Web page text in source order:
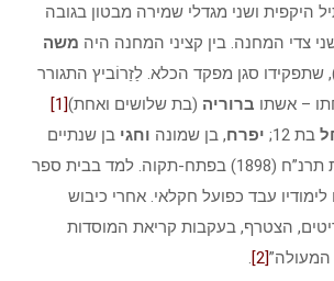
היקפית ושני מגדלי שמירה מבטון בגובה
צדי המחנה. בין קציני המחנה היה משה
שתפקידו סגן מפקד הכלא. לַזַרוֹביץ התגורר
– אשתו ברוריה (בת שלושים ואחת)[1]
בת 12; יפרח, בן שמונה וחגי בן שנתיים
וחצי. משה נולד בשנת תרנ”ח (1898) בפתח-תקוה. למד בבית ספר
עבד כפועל חקלאי. אחרי כיבוש
הצטרף, בעקבות קריאת המוסדות
[2]